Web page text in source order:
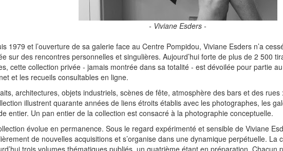
- Viviane Esders -
1979 et l’ouverture de sa galerie face au Centre Pompidou, Viviane Esders n’a
sur des rencontres personnelles et singulières. Aujourd’hui forte de plus de 2 500
cette collection privée - jamais montrée dans sa totalité - est dévoilée pour partie
et les recueils consultables en ligne.
architectures, objets industriels, scènes de fête, atmosphère des bars et des
illustrent quarante années de liens étroits établis avec les photographes, les
entier. Un pan entier de la collection est consacré à la photographie conceptuelle.
évolue en permanence. Sous le regard expérimenté et sensible de Viviane
de nouvelles acquisitions et s’organise dans une dynamique perpétuelle. La
trois volumes thématiques publiés, un quatrième étant en préparation. Chacun